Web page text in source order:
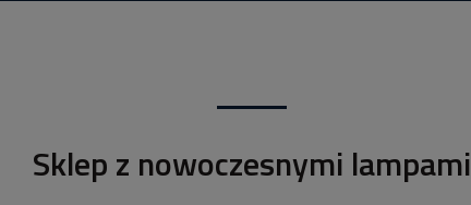
Sklep z nowoczesnymi lampami